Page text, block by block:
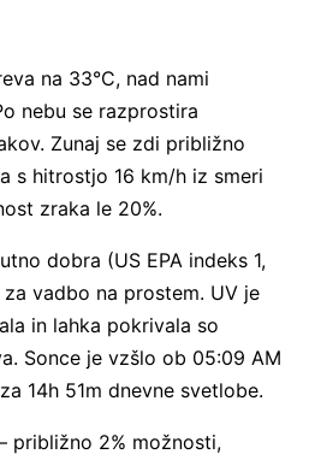
na 33°C, nad nami
nebu se razprostira
Zunaj se zdi približno
s hitrostjo 16 km/h iz smeri
zraka le 20%.
dobra (US EPA indeks 1,
vadbo na prostem. UV je
in lahka pokrivala so
Sonce je vzšlo ob 05:09 AM
14h 51m dnevne svetlobe.
približno 2% možnosti,